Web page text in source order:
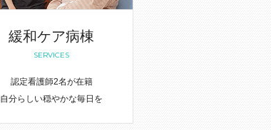
緩和ケア病棟
SERVICES
認定看護師2名が在籍
自分らしい穏やかな毎日を